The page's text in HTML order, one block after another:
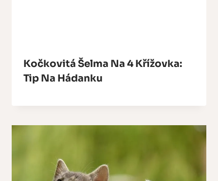
Kočkovitá Šelma Na 4 Křížovka:
Tip Na Hádanku